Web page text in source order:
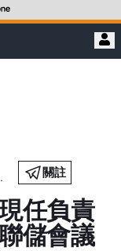
關註
任負責
儲會議